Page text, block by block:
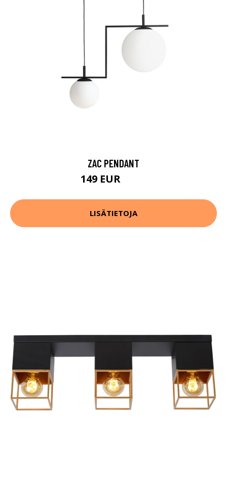
ZAC PENDANT
149 EUR
LISÄTIETOJA